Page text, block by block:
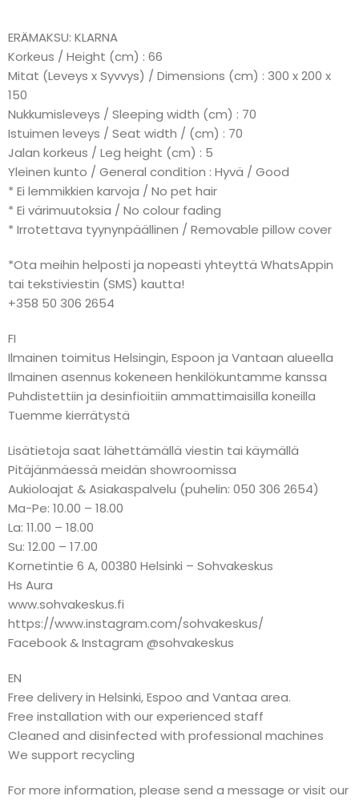
ERÄMAKSU: KLARNA
Korkeus / Height (cm) : 66
Mitat (Leveys x Syvvys) / Dimensions (cm) : 300 x 200 x
150
Nukkumisleveys / Sleeping width (cm) : 70
Istuimen leveys / Seat width / (cm) : 70
Jalan korkeus / Leg height (cm) : 5
Yleinen kunto / General condition : Hyvä / Good
* Ei lemmikkien karvoja / No pet hair
* Ei värimuutoksia / No colour fading
* Irrotettava tyynynpäällinen / Removable pillow cover
*Ota meihin helposti ja nopeasti yhteyttä WhatsAppin
tai tekstiviestin (SMS) kautta!
+358 50 306 2654
FI
Ilmainen toimitus Helsingin, Espoon ja Vantaan alueella
Ilmainen asennus kokeneen henkilökuntamme kanssa
Puhdistettiin ja desinfioitiin ammattimaisilla koneilla
Tuemme kierrätystä
Lisätietoja saat lähettämällä viestin tai käymällä
Pitäjänmäessä meidän showroomissa
Aukioloajat & Asiakaspalvelu (puhelin: 050 306 2654)
Ma-Pe: 10.00 – 18.00
La: 11.00 – 18.00
Su: 12.00 – 17.00
Kornetintie 6 A, 00380 Helsinki – Sohvakeskus
Hs Aura
www.sohvakeskus.fi
https://www.instagram.com/sohvakeskus/
Facebook & Instagram @sohvakeskus
EN
Free delivery in Helsinki, Espoo and Vantaa area.
Free installation with our experienced staff
Cleaned and disinfected with professional machines
We support recycling
For more information, please send a message or visit our